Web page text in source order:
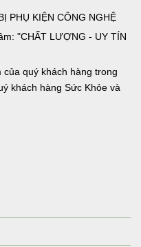
PHỤ KIỆN CÔNG NGHỆ
"CHẤT LƯỢNG - UY TÍN
quý khách hàng trong
khách hàng Sức Khỏe và